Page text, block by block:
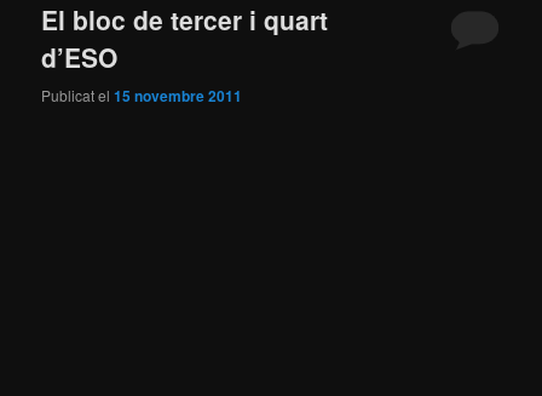
El bloc de tercer i quart
d’ESO
Publicat el15 novembre 2011